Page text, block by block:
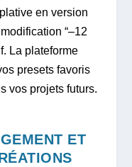
en version
“–12
La plateforme
presets favoris
vos projets futurs.
ET